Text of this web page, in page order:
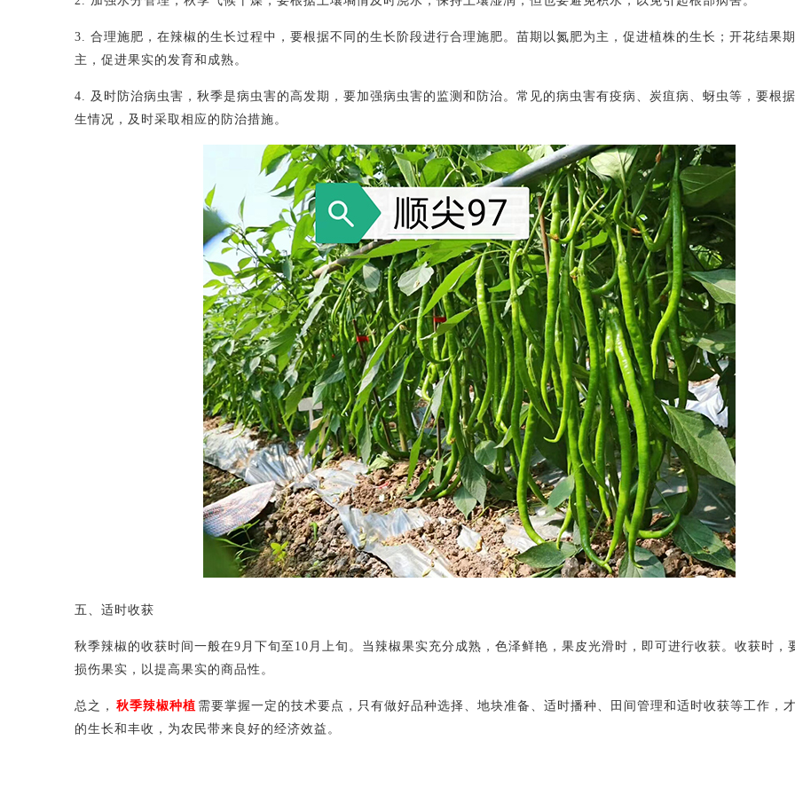
3. 合理施肥，在辣椒的生长过程中，要根据不同的生长阶段进行合理施肥。苗期以氮肥为主，促进植株的生长；开花结果
主，促进果实的发育和成熟。
4. 及时防治病虫害，秋季是病虫害的高发期，要加强病虫害的监测和防治。常见的病虫害有疫病、炭疽病、蚜虫等，要根
生情况，及时采取相应的防治措施。
五、适时收获
秋季辣椒的收获时间一般在9月下旬至10月上旬。当辣椒果实充分成熟，色泽鲜艳，果皮光滑时，即可进行收获。收获时，
损伤果实，以提高果实的商品性。
总之， 秋季辣椒种植 需要掌握一定的技术要点，只有做好品种选择、地块准备、适时播种、田间管理和适时收获等工作，
的生长和丰收，为农民带来良好的经济效益。